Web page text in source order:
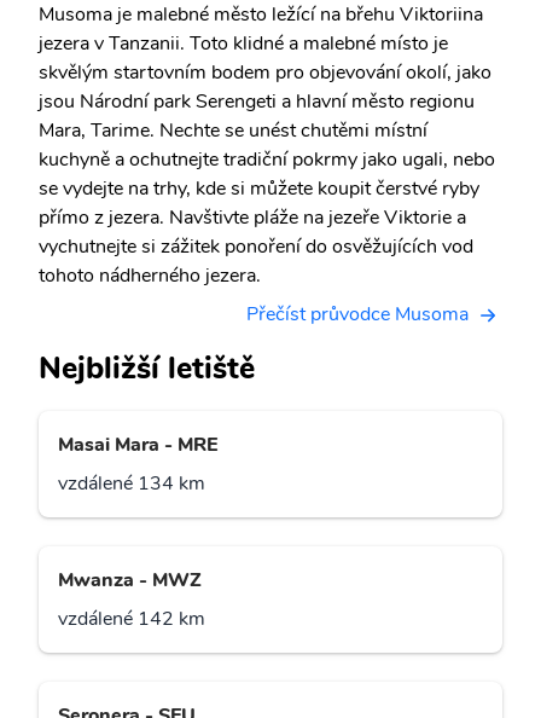
Musoma je malebné město ležící na břehu Viktoriina
jezera v Tanzanii. Toto klidné a malebné místo je
skvělým startovním bodem pro objevování okolí, jako
jsou Národní park Serengeti a hlavní město regionu
Mara, Tarime. Nechte se unést chutěmi místní
kuchyně a ochutnejte tradiční pokrmy jako ugali, nebo
se vydejte na trhy, kde si můžete koupit čerstvé ryby
přímo z jezera. Navštivte pláže na jezeře Viktorie a
vychutnejte si zážitek ponoření do osvěžujících vod
tohoto nádherného jezera.
Přečíst průvodce Musoma
Nejbližší letiště
Masai Mara - MRE
vzdálené 134 km
Mwanza - MWZ
vzdálené 142 km